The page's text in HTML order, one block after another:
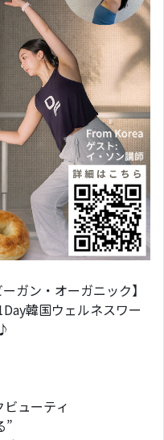
ガン・オーガニック】
韓国ウェルネスワー
ューティ
”